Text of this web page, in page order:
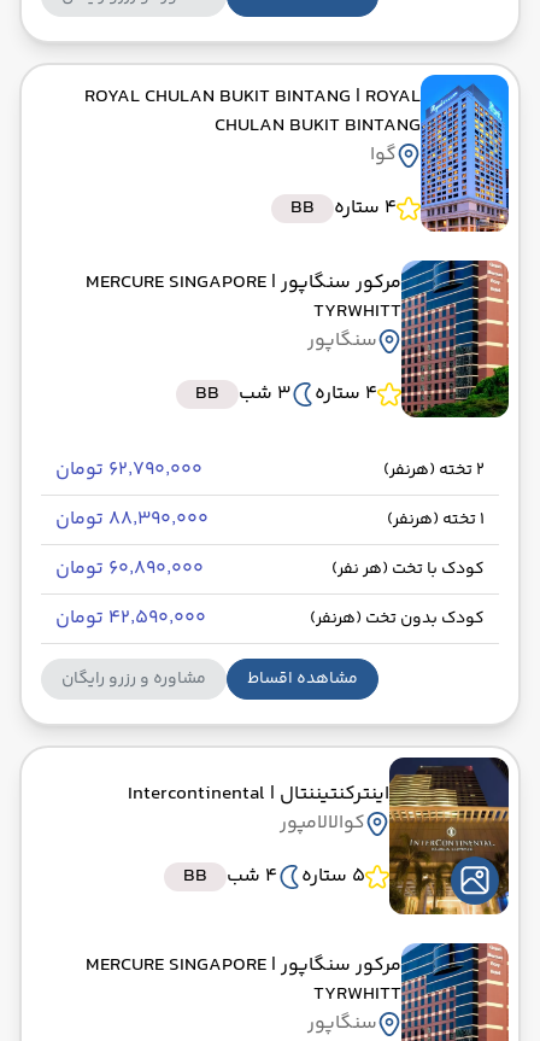
ROYAL CHULAN BUKIT BINTANG | ROYAL
CHULAN BUKIT BINTANG
گوا
4 ستاره
BB
مرکور سنگاپور | MERCURE SINGAPORE
TYRWHITT
سنگاپور
4 ستاره
3 شب BB
2 تخته (هرنفر) ۶۲٬۷۹۰٬۰۰۰ تومان
1 تخته (هرنفر) ۸۸٬۳۹۰٬۰۰۰ تومان
کودک با تخت (هر نفر) ۶۰٬۸۹۰٬۰۰۰ تومان
کودک بدون تخت (هرنفر) ۴۲٬۵۹۰٬۰۰۰ تومان
مشاهده اقساط مشاوره و رزرو رایگان
اینترکنتیننتال | Intercontinental
کوالالامپور
5 ستاره
4 شب BB
مرکور سنگاپور | MERCURE SINGAPORE
TYRWHITT
سنگاپور